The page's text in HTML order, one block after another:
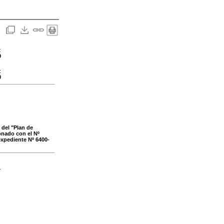
"Plan de
con el Nº
Nº 6400-